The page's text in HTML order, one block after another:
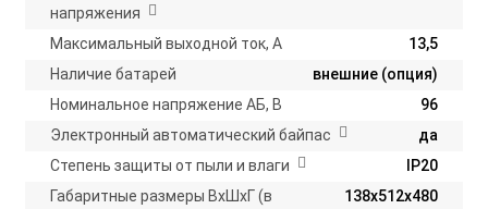
напряжения
Максимальный выходной ток, А
13,5
Наличие батарей
внешние (опция)
Номинальное напряжение АБ, В
96
Электронный автоматический байпас
да
Степень защиты от пыли и влаги
IP20
Габаритные размеры ВхШхГ (в
138х512х480